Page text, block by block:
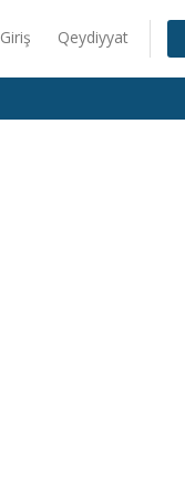
Giriş Qeydiyyat